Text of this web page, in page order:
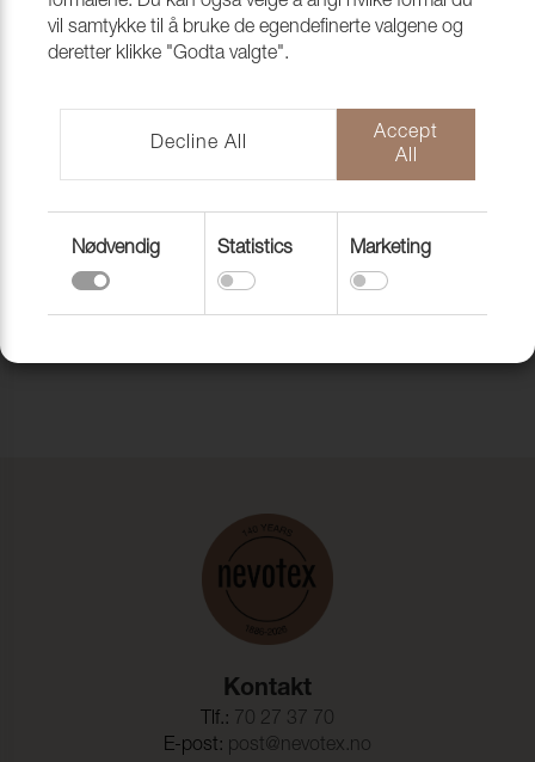
TEKSTILER MED MØNSTER LISA LARSON TEKSTILER
LISA LARSON PUTER
Kontakt
Tlf.: 70 27 37 70
E-post: post@nevotex.no
vil samtykke til å bruke de egendefinerte valgene og
deretter klikke "Godta valgte".
Decline All
Accept
All
Nødvendig Statistics Marketing